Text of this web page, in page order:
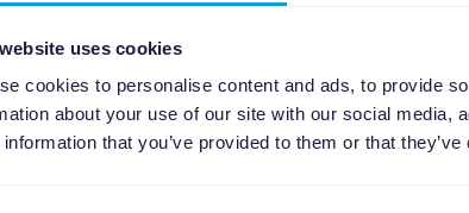
uses cookies
cookies to personalise content and ads, to provide
about your use of our site with our social
information that you’ve provided to them or that
2021: la
Holiday season